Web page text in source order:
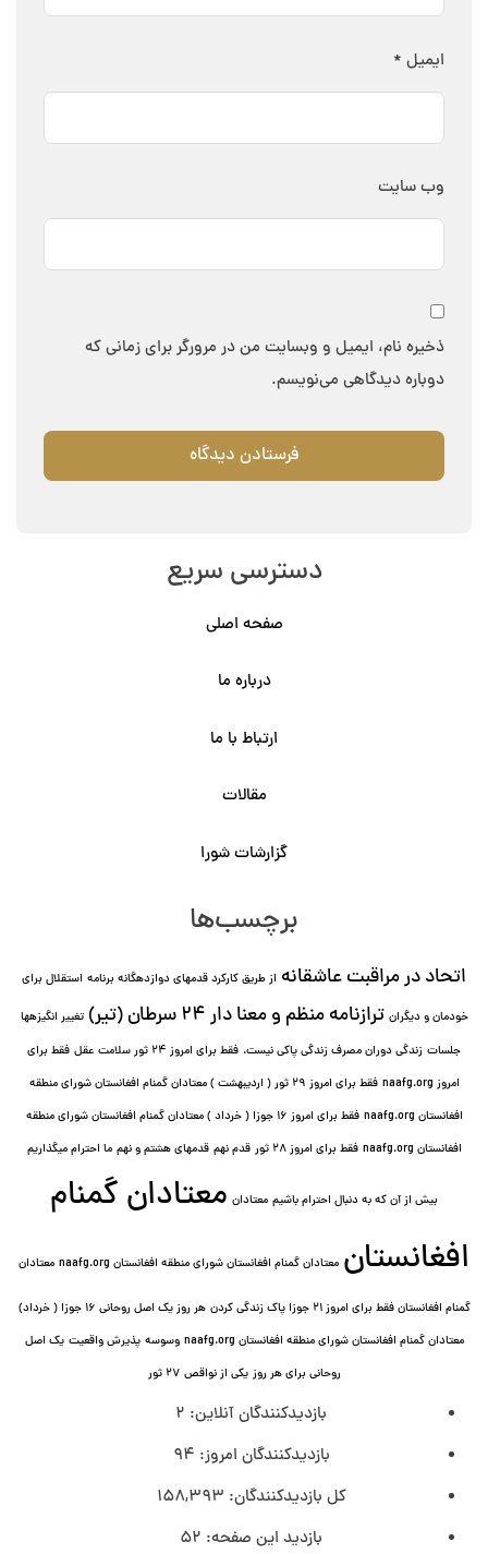
ایمیل *
وب‌ سایت
ذخیره نام، ایمیل و وبسایت من در مرورگر برای زمانی که
دوباره دیدگاهی می‌نویسم.
دسترسی سریع
صفحه اصلی
درباره ما
ارتباط با ما
مقالات
گزارشات شورا
برچسب‌ها
اتحاد در مراقبت عاشقانه از طریق کارکرد قدمهای دوازده⁯گانه برنامه استقلال برای
خودمان و دیگران ترازنامه منظم و معنا دار ٢۴ سرطان (تیر)
تغییر انگیزه⁯ها
جلسات زندگی دوران مصرف زندگی پاکی نیست. فقط برای امروز 24 ثور سلامت عقل
فقط برای
امروز naafg.org
فقط برای امروز ٢٩ ثور ( اردیبهشت ) معتادان گمنام افغانستان شورای منطقه
افغانستان naafg.org
فقط برای امروز ۱۶ جوزا ( خرداد ) معتادان گمنام افغانستان شورای منطقه
افغانستان naafg.org
فقط برای امروز ۲۸ ثور قدم نهم قدمهای هشتم و نهم ما احترام میگذاریم
بیش از آن که به دنبال احترام باشیم معتادان معتادان گمنام
افغانستان معتادان گمنام افغانستان شورای منطقه افغانستان naafg.org معتادان
گمنام افغانستان فقط برای امروز ۲۱ جوزا پاک زندگی کردن
هر روز یک اصل روحانی ۱۶ جوزا ( خرداد)
معتادان گمنام افغانستان شورای منطقه افغانستان naafg.org
وسوسه پذيرش واقعیت یک اصل
روحانی برای هر روز یکی از نواقص ۲۷ ثور
بازدیدکنندگان آنلاین: 2
بازدیدکنندگان امروز: 94
کل بازدیدکنند‌گان: 158,393
بازدید این صفحه: 52